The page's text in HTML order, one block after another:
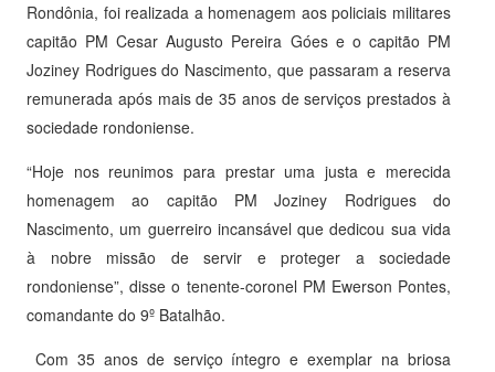
Rondônia, foi realizada a homenagem aos policiais militares
capitão PM Cesar Augusto Pereira Góes e o capitão PM
Joziney Rodrigues do Nascimento, que passaram a reserva
remunerada após mais de 35 anos de serviços prestados à
sociedade rondoniense.
“Hoje nos reunimos para prestar uma justa e merecida
homenagem ao capitão PM Joziney Rodrigues do
Nascimento, um guerreiro incansável que dedicou sua vida
à nobre missão de servir e proteger a sociedade
rondoniense”, disse o tenente-coronel PM Ewerson Pontes,
comandante do 9º Batalhão.
Com 35 anos de serviço íntegro e exemplar na briosa